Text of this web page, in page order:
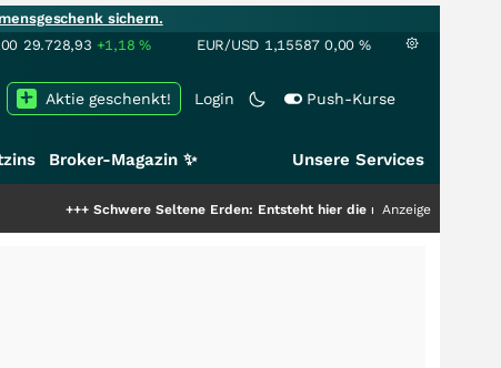
sichern.
29.728,93 +1,18% EUR/USD 1,15587 0,00 %
Login Push-Kurse
Aktie geschenkt!
Broker-Magazin ✨ Unsere Services
Schwere Seltene Erden: Entsteht hier die nächste Milliardenstory?
Anzeige